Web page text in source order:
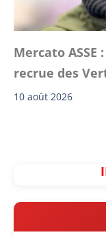
Mercato ASSE
recrue des
10 août 2026